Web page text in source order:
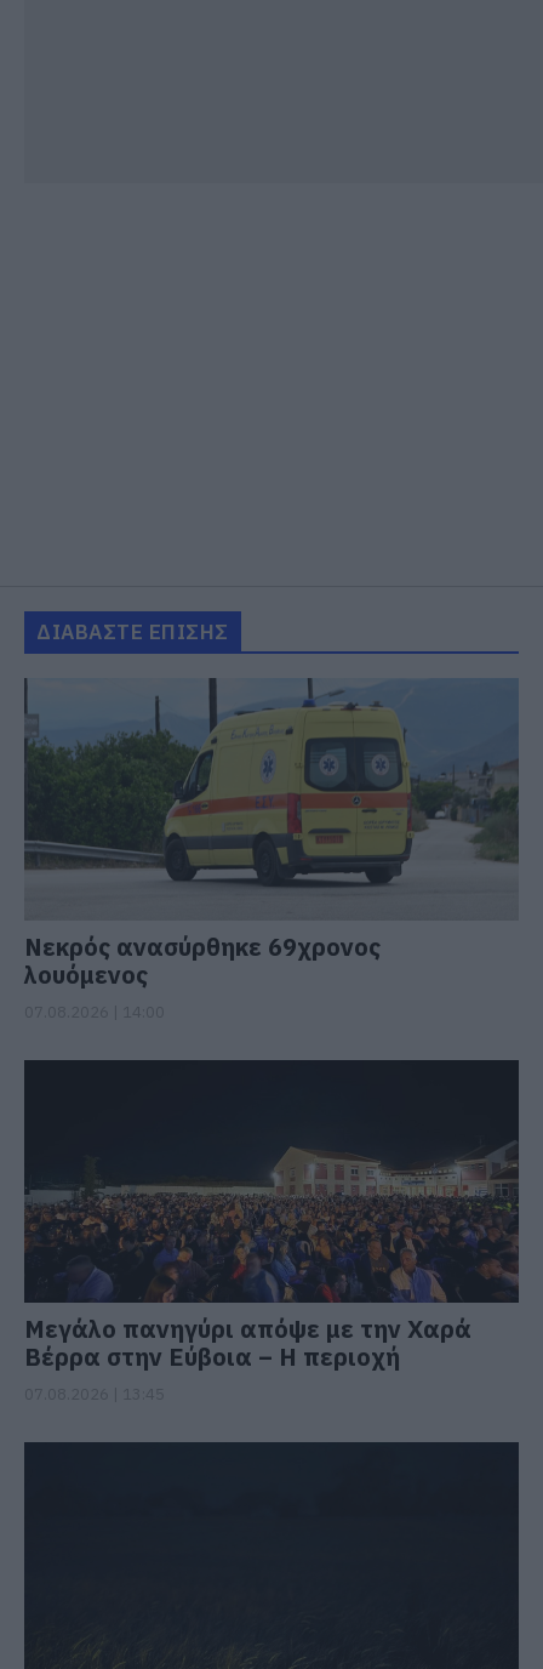
ΔΙΑΒΑΣΤΕ ΕΠΙΣΗΣ
Νεκρός ανασύρθηκε 69χρονος
λουόμενος
Μεγάλο πανηγύρι απόψε με την Χαρά
Βέρρα στην Εύβοια – Η περιοχή